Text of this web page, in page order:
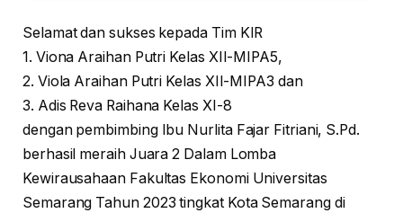
Selamat dan sukses kepada Tim KIR
1. Viona Araihan Putri Kelas XII-MIPA5,
2. Viola Araihan Putri Kelas XII-MIPA3 dan
3. Adis Reva Raihana Kelas XI-8
dengan pembimbing Ibu Nurlita Fajar Fitriani, S.Pd.
berhasil meraih Juara 2 Dalam Lomba
Kewirausahaan Fakultas Ekonomi Universitas
Semarang Tahun 2023 tingkat Kota Semarang di